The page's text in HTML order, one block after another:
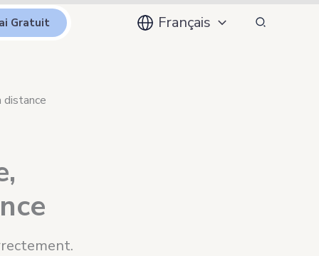
Gratuit Français Rechercher
distance